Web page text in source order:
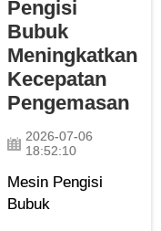
menghemat
waktu dan
biaya. Mesin
Pengemas
Mulut Terbuka
ini mampu
membungkus,
menyegel, dan
memberi label
Pengisi
Bubuk
Meningkatkan
Kecepatan
Pengemasan
2026-07-06
18:52:10
Mesin Pengisi
Bubuk